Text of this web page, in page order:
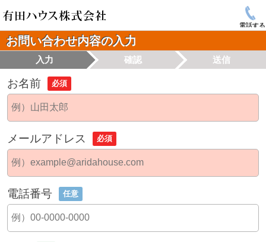
電話する
お問い合わせ内容の入力
入力 確認 送信
お名前 必須
メールアドレス 必須
電話番号 任意